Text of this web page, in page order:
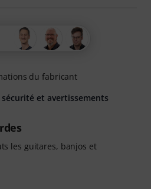
les guitares, banjos et
du fabricant
sécurité et avertissements